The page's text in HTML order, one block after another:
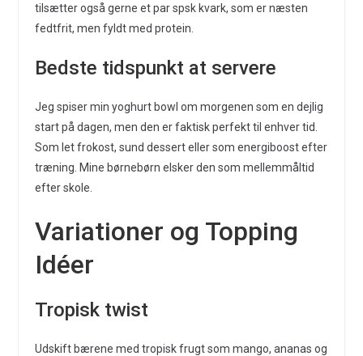
tilsætter også gerne et par spsk kvark, som er næsten
fedtfrit, men fyldt med protein.
Bedste tidspunkt at servere
Jeg spiser min yoghurt bowl om morgenen som en dejlig
start på dagen, men den er faktisk perfekt til enhver tid.
Som let frokost, sund dessert eller som energiboost efter
træning. Mine børnebørn elsker den som mellemmåltid
efter skole.
Variationer og Topping
Idéer
Tropisk twist
Udskift bærene med tropisk frugt som mango, ananas og